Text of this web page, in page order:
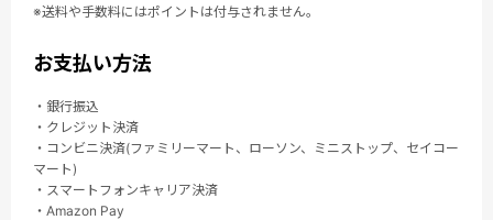
※送料や手数料にはポイントは付与されません。
お支払い方法
・銀行振込
・クレジット決済
・コンビニ決済(ファミリーマート、ローソン、ミニストップ、セイコー
マート)
・スマートフォンキャリア決済
・Amazon Pay